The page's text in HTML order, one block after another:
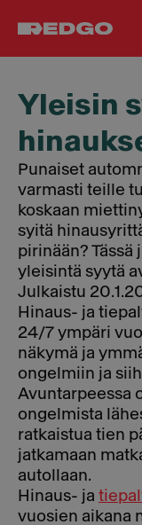
Yleisin
Punaiset
varmasti teille
koskaan
syitä
pirinään? Tässä
yleisintä syytä
Julkaistu
Hinaus- ja
24/7 ympäri
näkymä ja
ongelmiin ja
Avuntarpeessa
ongelmista
ratkaistua tien
jatkamaan
autollaan.
Hinaus- ja
vuosien aikana